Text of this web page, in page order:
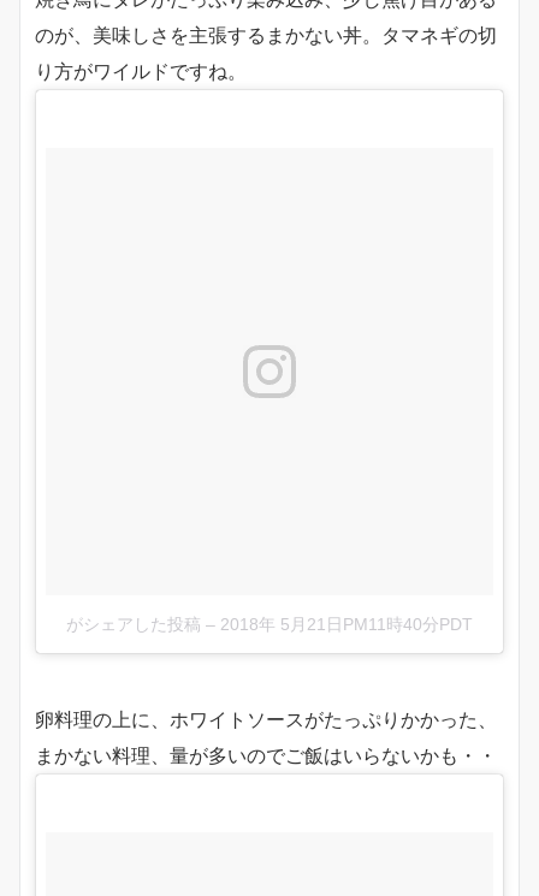
のが、美味しさを主張するまかない丼。タマネギの切
り方がワイルドですね。
がシェアした投稿 – 2018年 5月21日PM11時40分PDT
卵料理の上に、ホワイトソースがたっぷりかかった、
まかない料理、量が多いのでご飯はいらないかも・・